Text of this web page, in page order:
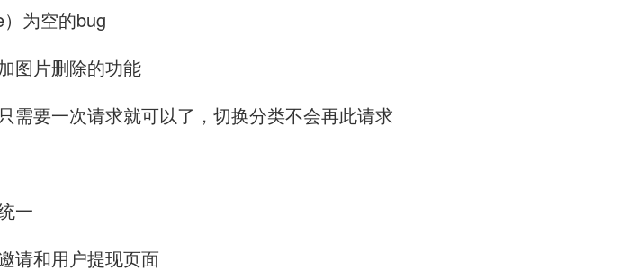
为空的bug
图片删除的功能
需要一次请求就可以了，切换分类不会再此请求
一
请和用户提现页面